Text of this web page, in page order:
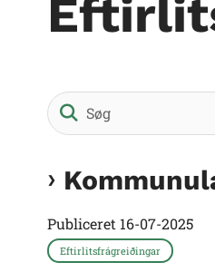
Publiceret 16-07-2025
Eftirlitsfrágreiðingar